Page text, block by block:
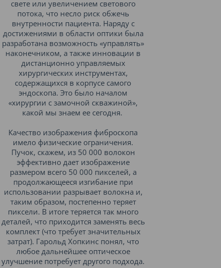
свете или увеличением светового
потока, что несло риск обжечь
внутренности пациента. Наряду с
достижениями в области оптики была
разработана возможность «управлять»
наконечником, а также инновации в
дистанционно управляемых
хирургических инструментах,
содержащихся в корпусе самого
эндоскопа. Это было началом
«хирургии с замочной скважиной»,
какой мы знаем ее сегодня.
Качество изображения фиброскопа
имело физические ограничения.
Пучок, скажем, из 50 000 волокон
эффективно дает изображение
размером всего 50 000 пикселей, а
продолжающееся изгибание при
использовании разрывает волокна и,
таким образом, постепенно теряет
пиксели. В итоге теряется так много
деталей, что приходится заменять весь
комплект (что требует значительных
затрат). Гарольд Хопкинс понял, что
любое дальнейшее оптическое
улучшение потребует другого подхода.